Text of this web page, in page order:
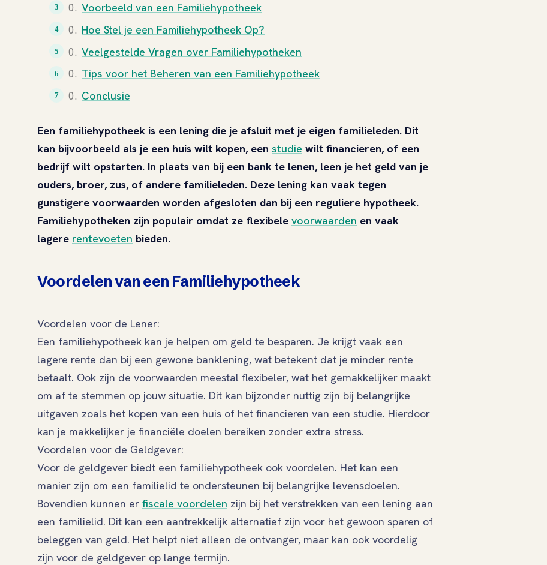
Voorbeeld van een Familiehypotheek
Hoe Stel je een Familiehypotheek Op?
Veelgestelde Vragen over Familiehypotheken
Tips voor het Beheren van een Familiehypotheek
Conclusie
Een familiehypotheek is een lening die je afsluit met je eigen familieleden. Dit
kan bijvoorbeeld als je een huis wilt kopen, een studie wilt financieren, of een
bedrijf wilt opstarten. In plaats van bij een bank te lenen, leen je het geld van je
ouders, broer, zus, of andere familieleden. Deze lening kan vaak tegen
gunstigere voorwaarden worden afgesloten dan bij een reguliere hypotheek.
Familiehypotheken zijn populair omdat ze flexibele voorwaarden en vaak
lagere rentevoeten bieden.
Voordelen van een Familiehypotheek
Voordelen voor de Lener:
Een familiehypotheek kan je helpen om geld te besparen. Je krijgt vaak een
lagere rente dan bij een gewone banklening, wat betekent dat je minder rente
betaalt. Ook zijn de voorwaarden meestal flexibeler, wat het gemakkelijker maakt
om af te stemmen op jouw situatie. Dit kan bijzonder nuttig zijn bij belangrijke
uitgaven zoals het kopen van een huis of het financieren van een studie. Hierdoor
kan je makkelijker je financiële doelen bereiken zonder extra stress.
Voordelen voor de Geldgever:
Voor de geldgever biedt een familiehypotheek ook voordelen. Het kan een
manier zijn om een familielid te ondersteunen bij belangrijke levensdoelen.
Bovendien kunnen er fiscale voordelen zijn bij het verstrekken van een lening aan
een familielid. Dit kan een aantrekkelijk alternatief zijn voor het gewoon sparen of
beleggen van geld. Het helpt niet alleen de ontvanger, maar kan ook voordelig
zijn voor de geldgever op lange termijn.